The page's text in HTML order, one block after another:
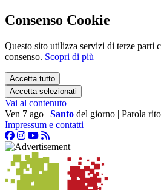
Consenso Cookie
Questo sito utilizza servizi di terze parti
consenso. Scopri di più
Accetta tutto
Accetta selezionati
Vai al contenuto
Ven 7 ago | Santo del giorno | Parola rito
Impressum e contatti |